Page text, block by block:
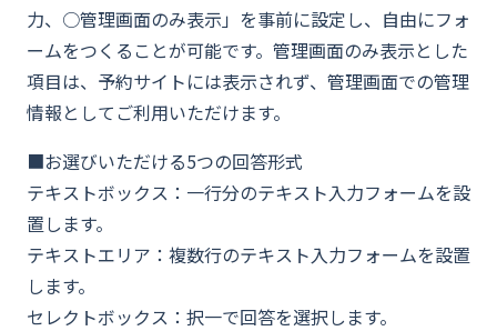
力、○管理画面のみ表示」を事前に設定し、自由にフォ
ームをつくることが可能です。管理画面のみ表示とした
項目は、予約サイトには表示されず、管理画面での管理
情報としてご利用いただけます。
■お選びいただける5つの回答形式
テキストボックス：一行分のテキスト入力フォームを設
置します。
テキストエリア：複数行のテキスト入力フォームを設置
します。
セレクトボックス：択一で回答を選択します。